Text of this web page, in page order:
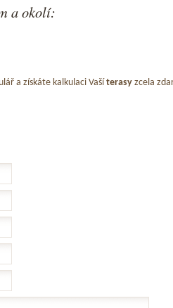
a okolí:
a získáte kalkulaci Vaší terasy zcela